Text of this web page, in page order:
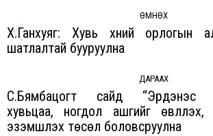
ӨМНӨХ
Previous
Х.Ганхуяг: Хувь хүний орлогын
шатлалтай бууруулна
ДАРААХ
Next
post:
С.Бямбацогт сайд “Эрдэнэс
хувьцаа, ногдол ашгийг
эзэмшүүлэх төсөл боловсруулна